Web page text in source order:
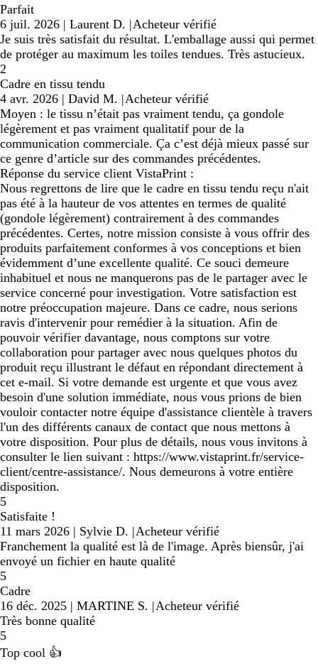
Parfait
6 juil. 2026 | Laurent D. |Acheteur vérifié
Je suis très satisfait du résultat. L'emballage aussi qui permet
de protéger au maximum les toiles tendues. Très astucieux.
2
Cadre en tissu tendu
4 avr. 2026 | David M. |Acheteur vérifié
Moyen : le tissu n’était pas vraiment tendu, ça gondole
légèrement et pas vraiment qualitatif pour de la
communication commerciale. Ça c’est déjà mieux passé sur
ce genre d’article sur des commandes précédentes.
Réponse du service client VistaPrint :
Nous regrettons de lire que le cadre en tissu tendu reçu n'ait
pas été à la hauteur de vos attentes en termes de qualité
(gondole légèrement) contrairement à des commandes
précédentes. Certes, notre mission consiste à vous offrir des
produits parfaitement conformes à vos conceptions et bien
évidemment d’une excellente qualité. Ce souci demeure
inhabituel et nous ne manquerons pas de le partager avec le
service concerné pour investigation. Votre satisfaction est
notre préoccupation majeure. Dans ce cadre, nous serions
ravis d'intervenir pour remédier à la situation. Afin de
pouvoir vérifier davantage, nous comptons sur votre
collaboration pour partager avec nous quelques photos du
produit reçu illustrant le défaut en répondant directement à
cet e-mail. Si votre demande est urgente et que vous avez
besoin d'une solution immédiate, nous vous prions de bien
vouloir contacter notre équipe d'assistance clientèle à travers
l'un des différents canaux de contact que nous mettons à
votre disposition. Pour plus de détails, nous vous invitons à
consulter le lien suivant : https://www.vistaprint.fr/service-
client/centre-assistance/. Nous demeurons à votre entière
disposition.
5
Satisfaite !
11 mars 2026 | Sylvie D. |Acheteur vérifié
Franchement la qualité est là de l'image. Après biensûr, j'ai
envoyé un fichier en haute qualité
5
Cadre
16 déc. 2025 | MARTINE S. |Acheteur vérifié
Très bonne qualité
5
Top cool 👍